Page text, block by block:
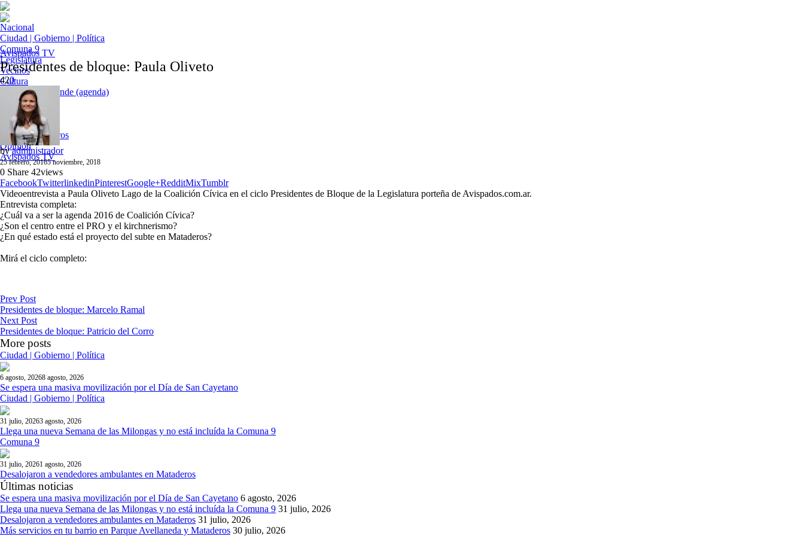
Nacional
Ciudad | Gobierno | Política
Comuna 9
Legislatura
Vecinos
Cultura
Planes para el finde (agenda)
Deportes
Entrevistas
Fotorreportajes
Artistas Callejeros
Opinión
Avispados TV
Avispados TV
Presidentes de bloque: Paula Oliveto
420
byadministrador
25 febrero, 20165 noviembre, 2018
0 Share 42views
FacebookTwitterlinkedinPinterestGoogle+RedditMixTumblr
Videoentrevista a Paula Oliveto Lago de la Coalición Cívica en el ciclo Presidentes de Bloque de la Legislatura porteña de Avispados.com.ar.
Entrevista completa:
¿Cuál va a ser la agenda 2016 de Coalición Cívica?
¿Son el centro entre el PRO y el kirchnerismo?
¿En qué estado está el proyecto del subte en Mataderos?
Mirá el ciclo completo:
Prev Post
Presidentes de bloque: Marcelo Ramal
Next Post
Presidentes de bloque: Patricio del Corro
More posts
Ciudad | Gobierno | Política
6 agosto, 20268 agosto, 2026
Se espera una masiva movilización por el Día de San Cayetano
Ciudad | Gobierno | Política
31 julio, 20263 agosto, 2026
Llega una nueva Semana de las Milongas y no está incluída la Comuna 9
Comuna 9
31 julio, 20261 agosto, 2026
Desalojaron a vendedores ambulantes en Mataderos
Últimas noticias
Se espera una masiva movilización por el Día de San Cayetano 6 agosto, 2026
Llega una nueva Semana de las Milongas y no está incluída la Comuna 9 31 julio, 2026
Desalojaron a vendedores ambulantes en Mataderos 31 julio, 2026
Más servicios en tu barrio en Parque Avellaneda y Mataderos 30 julio, 2026